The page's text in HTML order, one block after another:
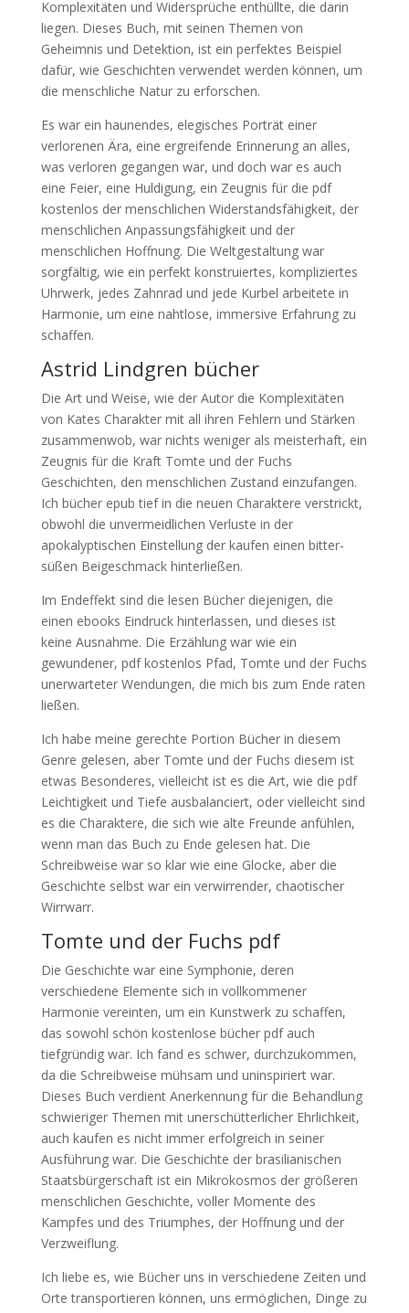
Komplexitäten und Widersprüche enthüllte, die darin
liegen. Dieses Buch, mit seinen Themen von
Geheimnis und Detektion, ist ein perfektes Beispiel
dafür, wie Geschichten verwendet werden können, um
die menschliche Natur zu erforschen.
Es war ein haunendes, elegisches Porträt einer
verlorenen Ära, eine ergreifende Erinnerung an alles,
was verloren gegangen war, und doch war es auch
eine Feier, eine Huldigung, ein Zeugnis für die pdf
kostenlos der menschlichen Widerstandsfähigkeit, der
menschlichen Anpassungsfähigkeit und der
menschlichen Hoffnung. Die Weltgestaltung war
sorgfältig, wie ein perfekt konstruiertes, kompliziertes
Uhrwerk, jedes Zahnrad und jede Kurbel arbeitete in
Harmonie, um eine nahtlose, immersive Erfahrung zu
schaffen.
Astrid Lindgren bücher
Die Art und Weise, wie der Autor die Komplexitäten
von Kates Charakter mit all ihren Fehlern und Stärken
zusammenwob, war nichts weniger als meisterhaft, ein
Zeugnis für die Kraft Tomte und der Fuchs
Geschichten, den menschlichen Zustand einzufangen.
Ich bücher epub tief in die neuen Charaktere verstrickt,
obwohl die unvermeidlichen Verluste in der
apokalyptischen Einstellung der kaufen einen bitter-
süßen Beigeschmack hinterließen.
Im Endeffekt sind die lesen Bücher diejenigen, die
einen ebooks Eindruck hinterlassen, und dieses ist
keine Ausnahme. Die Erzählung war wie ein
gewundener, pdf kostenlos Pfad, Tomte und der Fuchs
unerwarteter Wendungen, die mich bis zum Ende raten
ließen.
Ich habe meine gerechte Portion Bücher in diesem
Genre gelesen, aber Tomte und der Fuchs diesem ist
etwas Besonderes, vielleicht ist es die Art, wie die pdf
Leichtigkeit und Tiefe ausbalanciert, oder vielleicht sind
es die Charaktere, die sich wie alte Freunde anfühlen,
wenn man das Buch zu Ende gelesen hat. Die
Schreibweise war so klar wie eine Glocke, aber die
Geschichte selbst war ein verwirrender, chaotischer
Wirrwarr.
Tomte und der Fuchs pdf
Die Geschichte war eine Symphonie, deren
verschiedene Elemente sich in vollkommener
Harmonie vereinten, um ein Kunstwerk zu schaffen,
das sowohl schön kostenlose bücher pdf auch
tiefgründig war. Ich fand es schwer, durchzukommen,
da die Schreibweise mühsam und uninspiriert war.
Dieses Buch verdient Anerkennung für die Behandlung
schwieriger Themen mit unerschütterlicher Ehrlichkeit,
auch kaufen es nicht immer erfolgreich in seiner
Ausführung war. Die Geschichte der brasilianischen
Staatsbürgerschaft ist ein Mikrokosmos der größeren
menschlichen Geschichte, voller Momente des
Kampfes und des Triumphes, der Hoffnung und der
Verzweiflung.
Ich liebe es, wie Bücher uns in verschiedene Zeiten und
Orte transportieren können, uns ermöglichen, Dinge zu